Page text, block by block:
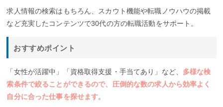
求人情報の検索はもちろん、スカウト機能や転職ノウハウの掲載
など充実したコンテンツで30代の方の転職活動をサポート。
おすすめポイント
「女性が活躍中」「資格取得支援・手当てあり」など、 多様な検
索条件で絞ることができるので、圧倒的な数の求人から効率よく
自分に合った仕事を探せます。